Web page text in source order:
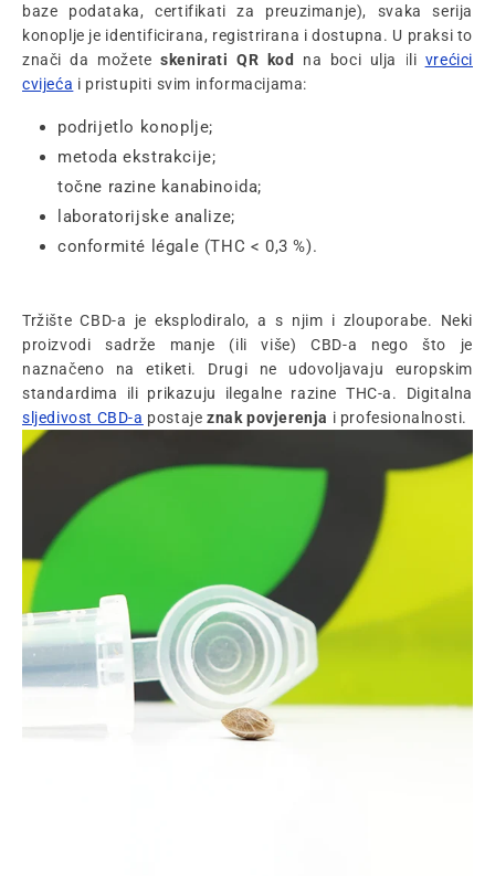
baze podataka, certifikati za preuzimanje), svaka serija
konoplje je identificirana, registrirana i dostupna. U praksi to
znači da možeteskenirati QR kod na boci ulja ili vrećici
cvijeća i pristupiti svim informacijama:
podrijetlo konoplje;
metoda ekstrakcije;
točne razine kanabinoida;
laboratorijske analize;
conformité légale (THC < 0,3 %).
Tržište CBD-a je eksplodiralo, a s njim i zlouporabe. Neki
proizvodi sadrže manje (ili više) CBD-a nego što je
naznačeno na etiketi. Drugi ne udovoljavaju europskim
standardima ili prikazuju ilegalne razine THC-a. Digitalna
sljedivost CBD-a postajeznak povjerenja i profesionalnosti.